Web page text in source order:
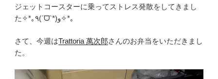
ジェットコースターに乗ってストレス発散をしてきまし
た✧*｡٩(ˊᗜˋ*)و✧*｡
さて、今週はTrattoria 萬次郎さんのお弁当をいただきまし
た。